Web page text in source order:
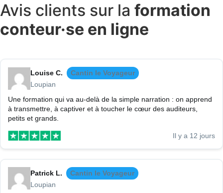
Avis clients sur la formation
conteur·se en ligne
Louise C.
Cantin le Voyageur
Loupian
Une formation qui va au-delà de la simple narration : on apprend
à transmettre, à captiver et à toucher le cœur des auditeurs,
petits et grands.
Il y a 12 jours
Patrick L.
Cantin le Voyageur
Loupian